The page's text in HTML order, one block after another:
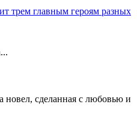
трем главным героям разных
новел, сделанная с любовью и